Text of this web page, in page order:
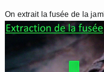
On extrait la fusée de la